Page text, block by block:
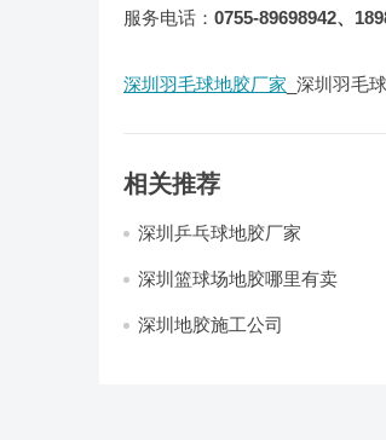
服务电话： 0755-89698942、
深圳羽毛球地胶厂家 _深圳羽毛
相关推荐
深圳乒乓球地胶厂家
深圳篮球场地胶哪里有卖
深圳地胶施工公司